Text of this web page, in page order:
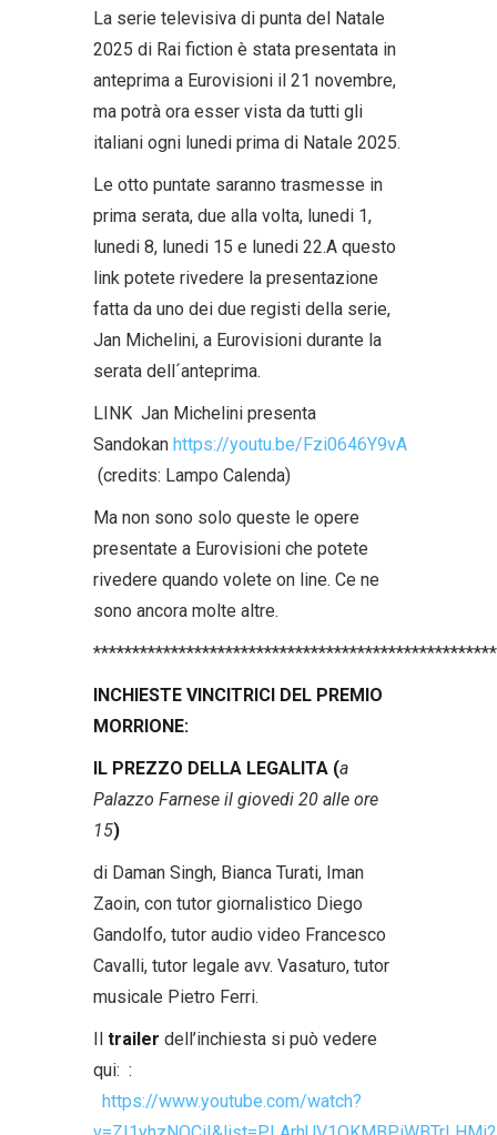
La serie televisiva di punta del Natale
2025 di Rai fiction è stata presentata in
anteprima a Eurovisioni il 21 novembre,
ma potrà ora esser vista da tutti gli
italiani ogni lunedi prima di Natale 2025.
Le otto puntate saranno trasmesse in
prima serata, due alla volta, lunedi 1,
lunedi 8, lunedi 15 e lunedi 22.A questo
link potete rivedere la presentazione
fatta da uno dei due registi della serie,
Jan Michelini, a Eurovisioni durante la
serata dell´anteprima.
LINK Jan Michelini presenta
Sandokan https://youtu.be/Fzi0646Y9vA
(credits: Lampo Calenda)
Ma non sono solo queste le opere
presentate a Eurovisioni che potete
rivedere quando volete on line. Ce ne
sono ancora molte altre.
INCHIESTE VINCITRICI DEL PREMIO
MORRIONE:
IL PREZZO DELLA LEGALITA (a
Palazzo Farnese il giovedi 20 alle ore
15)
di Daman Singh, Bianca Turati, Iman
Zaoin, con tutor giornalistico Diego
Gandolfo, tutor audio video Francesco
Cavalli, tutor legale avv. Vasaturo, tutor
musicale Pietro Ferri.
Il trailer dell’inchiesta si può vedere
qui: :
https://www.youtube.com/watch?